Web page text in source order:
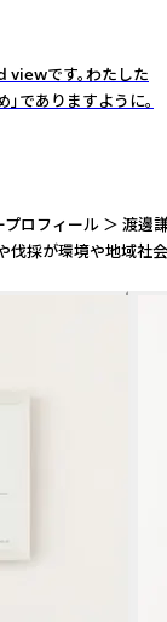
です。わたした
でありますように。
ール ＞
環境や地